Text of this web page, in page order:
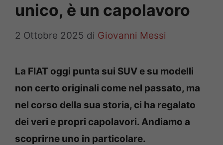
unico, è un capolavoro
2 Ottobre 2025 di Giovanni Messi
La FIAT oggi punta sui SUV e su modelli
non certo originali come nel passato, ma
nel corso della sua storia, ci ha regalato
dei veri e propri capolavori. Andiamo a
scoprirne uno in particolare.